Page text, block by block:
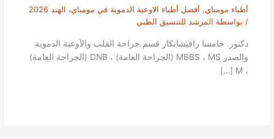
أطباء مومباي, أفضل أطباء الاوعية الدموية في مومباي، الهند 2026
/ بواسطة المرشد للتنسيق الطبي
دكتور. خامسا رافيشانكار قسم جراحة القلب والأوعية الدموية
والصدر MBBS ، MS (الجراحة العامة) ، DNB (الجراحة العامة)
، M […]